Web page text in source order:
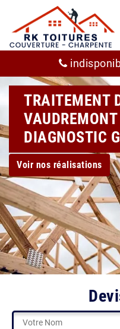
TRAITEMENT
DIAGNOSTIC
Voir nos réalisations